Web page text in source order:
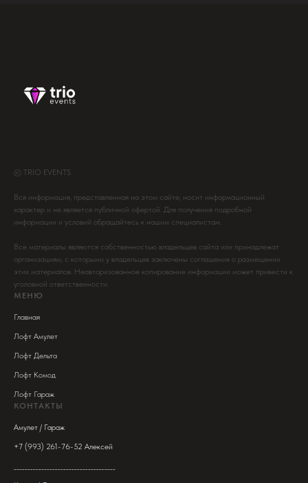
© TRIO EVENTS
Вся информация, представленная на этом сайте, носит информационный
характер и не является публичной офертой. Для получения подробной
информации и условий обращайтесь к нашим специалистам.
Все материалы являются собственностью владельцев сайта или принадлежат
организациям, с которыми у владельцев заключены соглашения о размещении
этих материалов. Неавторизованное копирование информации может привести к
уголовной ответственности.
МЕНЮ
Главная
Лофт Амулет
Лофт Дельта
Лофт Комод
Лофт Гараж
КОНТАКТЫ
Амулет / Гараж
+7 (993) 261-76-52 Алексей